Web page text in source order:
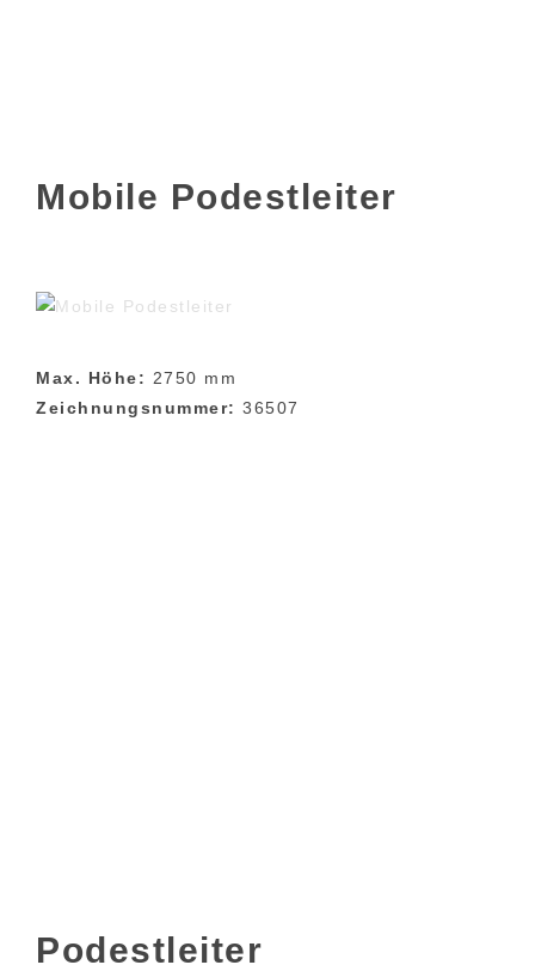
Mobile Podestleiter
Max. Höhe: 2750 mm
Zeichnungsnummer: 36507
Podestleiter